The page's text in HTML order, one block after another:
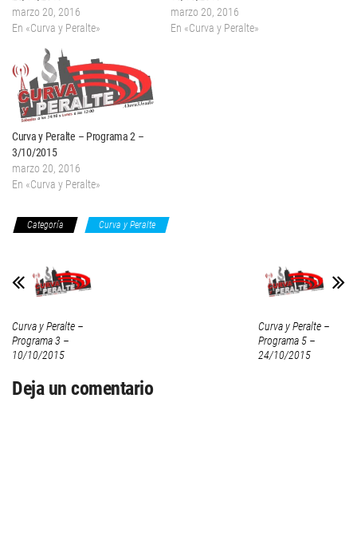
marzo 20, 2016
En «Curva y Peralte»
marzo 20, 2016
En «Curva y Peralte»
Curva y Peralte – Programa 2 –
3/10/2015
marzo 20, 2016
En «Curva y Peralte»
Categoría Curva y Peralte
Curva y Peralte –
Programa 3 –
10/10/2015
Curva y Peralte –
Programa 5 –
24/10/2015
Deja un comentario